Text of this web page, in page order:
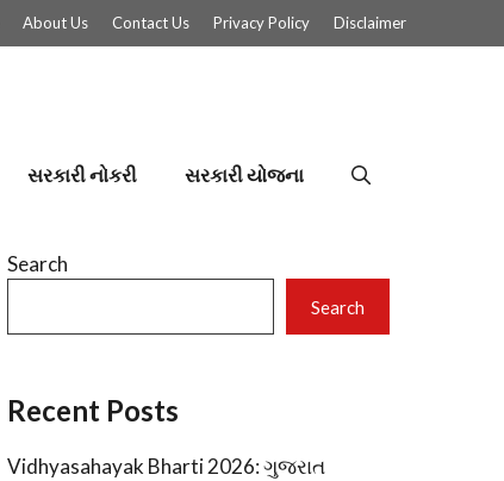
About Us Contact Us Privacy Policy Disclaimer
સરકારી નોકરી સરકારી યોજના
Search
Search
Recent Posts
Vidhyasahayak Bharti 2026: ગુજરાત